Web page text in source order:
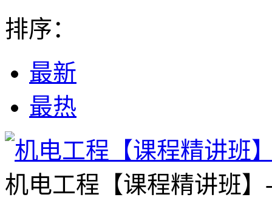
排序：
最新
最热
机电工程【课程精讲班】